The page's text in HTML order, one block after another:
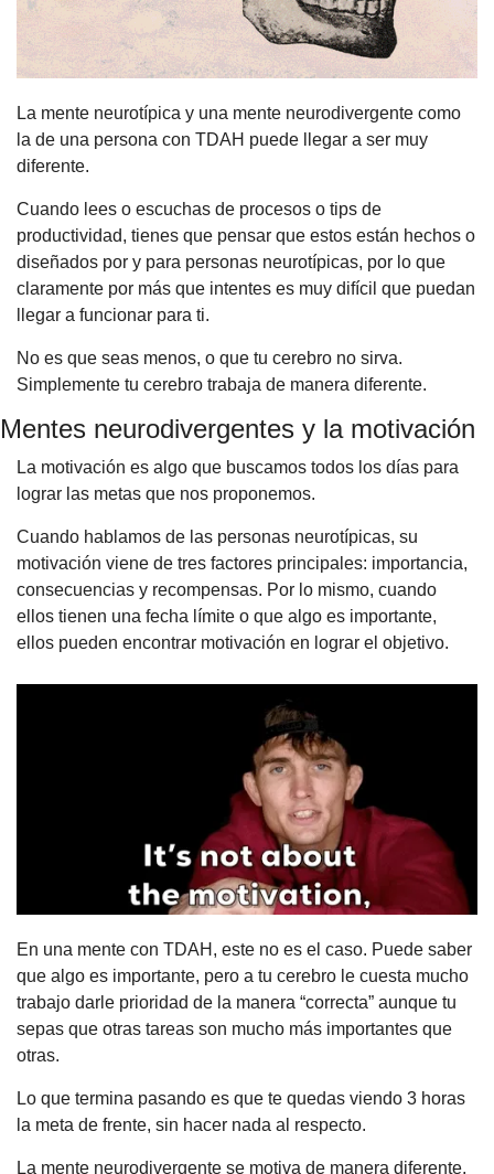
La mente neurotípica y una mente neurodivergente como
la de una persona con TDAH puede llegar a ser muy
diferente.
Cuando lees o escuchas de procesos o tips de
productividad, tienes que pensar que estos están hechos o
diseñados por y para personas neurotípicas, por lo que
claramente por más que intentes es muy difícil que puedan
llegar a funcionar para ti.
No es que seas menos, o que tu cerebro no sirva.
Simplemente tu cerebro trabaja de manera diferente.
Mentes neurodivergentes y la motivación
La motivación es algo que buscamos todos los días para
lograr las metas que nos proponemos.
Cuando hablamos de las personas neurotípicas, su
motivación viene de tres factores principales: importancia,
consecuencias y recompensas. Por lo mismo, cuando
ellos tienen una fecha límite o que algo es importante,
ellos pueden encontrar motivación en lograr el objetivo.
En una mente con TDAH, este no es el caso. Puede saber
que algo es importante, pero a tu cerebro le cuesta mucho
trabajo darle prioridad de la manera “correcta” aunque tu
sepas que otras tareas son mucho más importantes que
otras.
Lo que termina pasando es que te quedas viendo 3 horas
la meta de frente, sin hacer nada al respecto.
La mente neurodivergente se motiva de manera diferente,